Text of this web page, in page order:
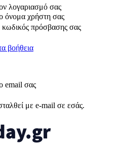
λογαριασμό σας
όνομα χρήστη σας
κωδικός πρόσβασης σας
βοήθεια
email σας
με e-mail σε εσάς.